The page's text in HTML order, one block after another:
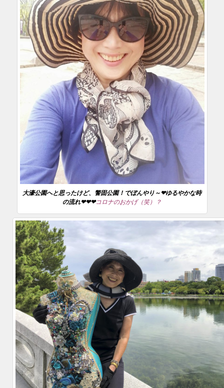
大濠公園へと思ったけど、警固公園！でぼんやり～❤ゆるやかな時
の流れ❤❤❤コロナのおかげ（笑）？